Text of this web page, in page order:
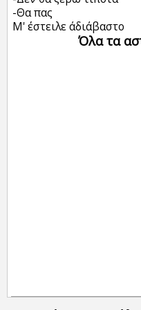
-Θα πας
Μ' έστειλε άδιάβαστο
Όλα τα